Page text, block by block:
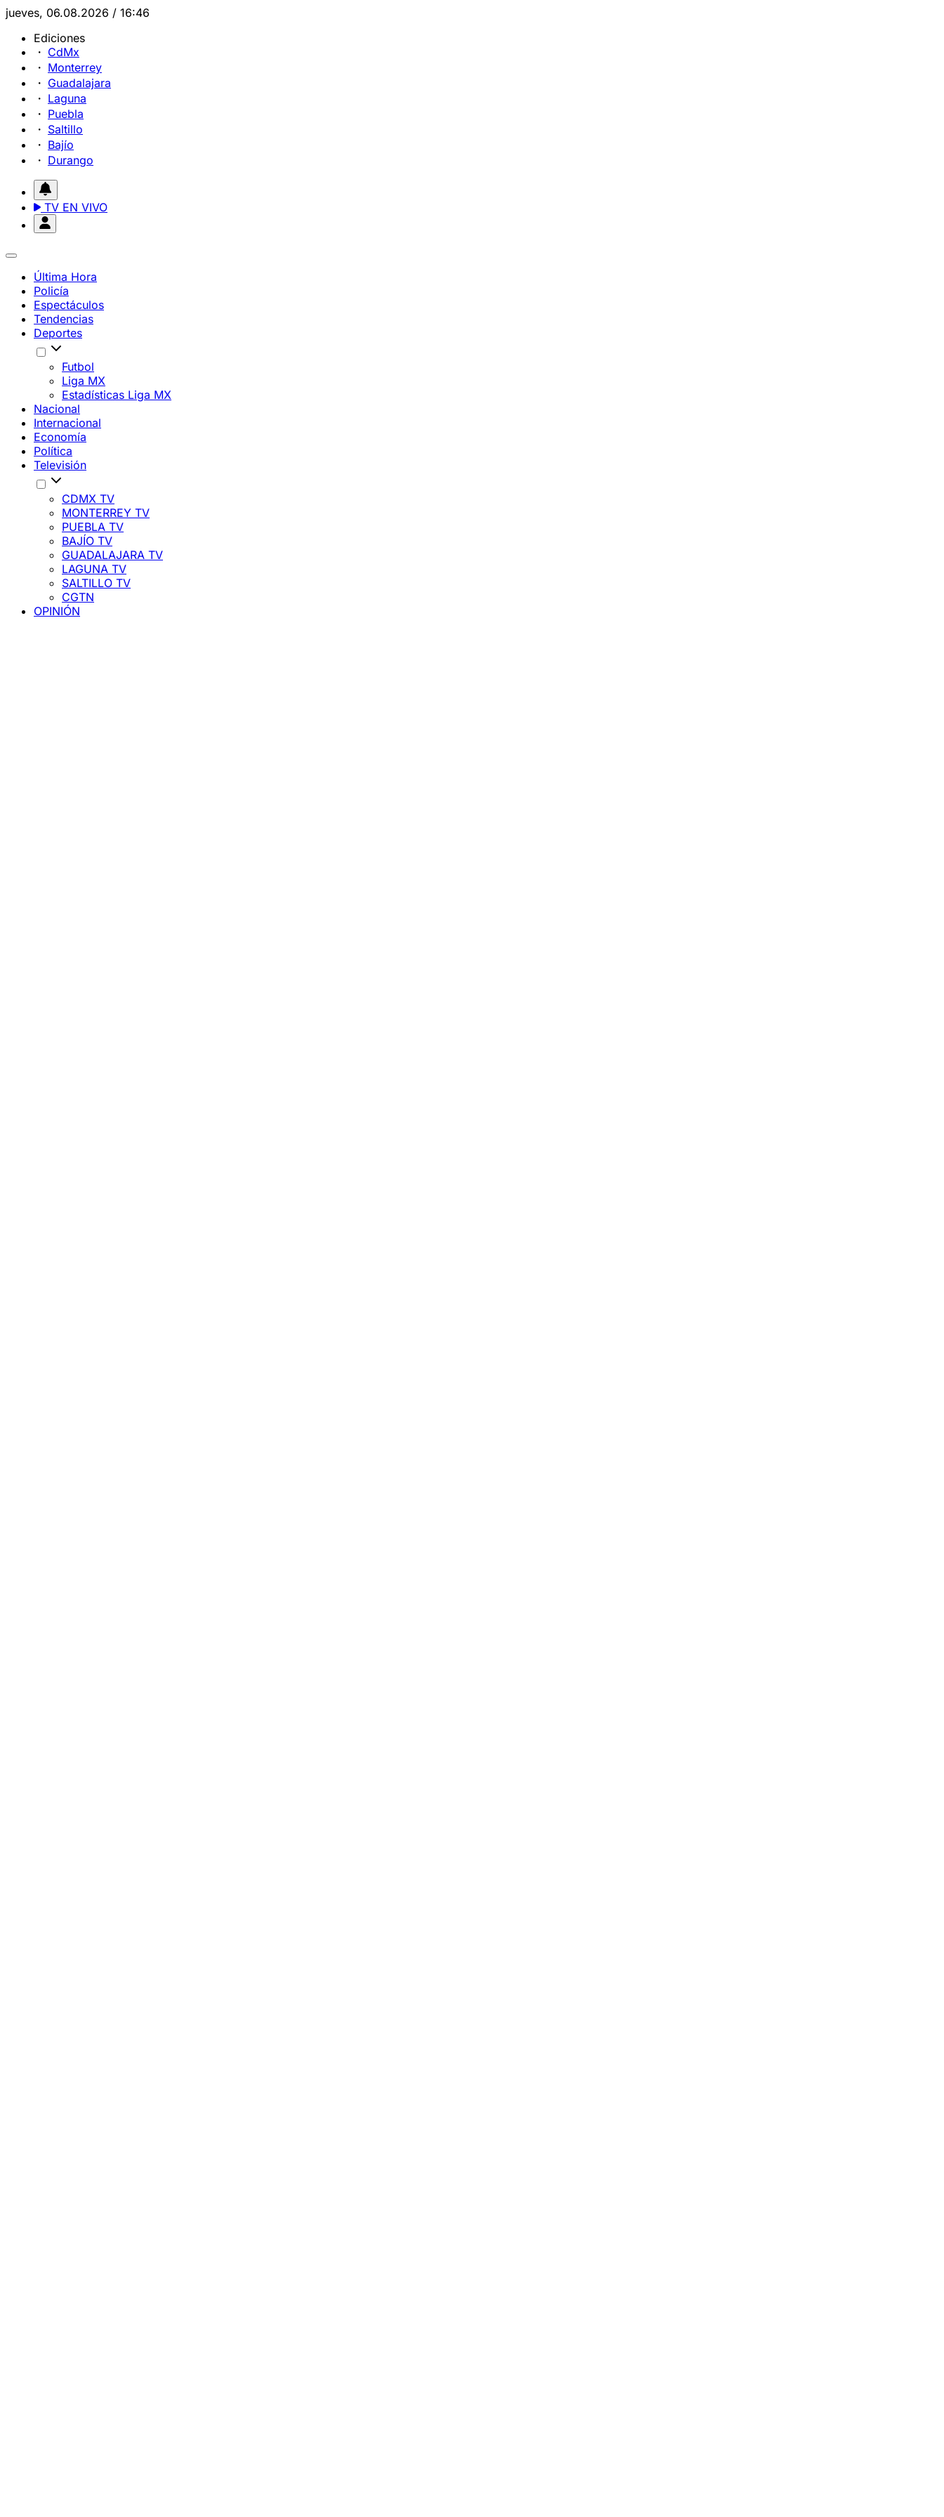
jueves, 06.08.2026 / 16:46
Ediciones
CdMx
Monterrey
Guadalajara
Laguna
Puebla
Saltillo
Bajío
Durango
TV EN VIVO
Última Hora
Policía
Espectáculos
Tendencias
Deportes
Futbol
Liga MX
Estadísticas Liga MX
Nacional
Internacional
Economía
Política
Televisión
CDMX TV
MONTERREY TV
PUEBLA TV
BAJÍO TV
GUADALAJARA TV
LAGUNA TV
SALTILLO TV
CGTN
OPINIÓN